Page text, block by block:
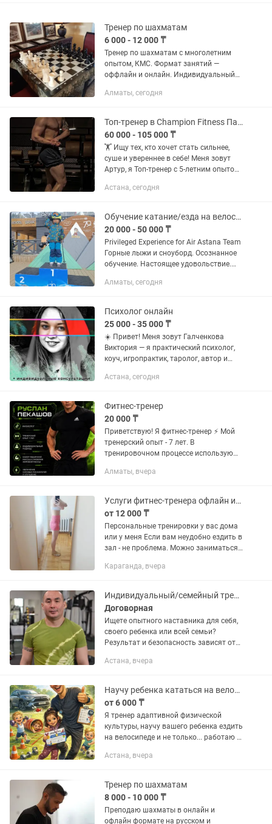
Тренер по шахматам
6 000 - 12 000 ₸
Тренер по шахматам с многолетним
опытом, КМС. Формат занятий —
оффлайн и онлайн. Индивидуальный
мы будем изучать дебюты, работать
Алматы, сегодня
Топ-тренер в Champion Fitness Пауэрлифтинг, жиросжигание, сила
60 000 - 105 000 ₸
🏋️ Ищу тех, кто хочет стать сильнее,
суше и увереннее в себе! Меня зовут
Артур, я Топ-тренер с 5-летним опытом
просто человек, который живет
Астана, сегодня
Обучение катание/езда на велосипеде,горные лыжи,сноуборд
20 000 - 50 000 ₸
Privileged Experience for Air Astana Team
Горные лыжи и сноуборд. Осознанное
обучение. Настоящее удовольствие.
силы и баланса. Катание — это не
Алматы, сегодня
Психолог онлайн
25 000 - 35 000 ₸
☀️ Привет! Меня зовут Галченкова
Виктория — я практический психолог,
коуч, игропрактик, таролог, автор и
образовательных программ,
тренер...
Астана, сегодня
Фитнес-тренер
20 000 ₸
Приветствую! Я фитнес-тренер ⚡️ Мой
тренерский опыт - 7 лет. В
тренировочном процессе использую
на практическом опыте и научной базе
Алматы, вчера
Услуги фитнес-тренера офлайн или с выездом для мам
от 12 000 ₸
Персональные тренировки у вас дома
или у меня Если вам неудобно ездить в
зал - не проблема. Можно заниматься
если у вас маленький ребёнок, его
Караганда, вчера
Индивидуальный/семейный тренер. ММА, самооборона, бокс, кикбоксинг, ОФП
Договорная
Ищете опытного наставника для себя,
своего ребенка или всей семьи?
Результат и безопасность зависят от
персональные и семейные тренировки
Астана, вчера
Научу ребенка кататься на велосипеде (АФК)
от 6 000 ₸
Я тренер адаптивной физической
культуры, научу вашего ребенка ездить
на велосипеде и не только... работаю с
развития, А ТАК ЖЕ СО ВЗРОСЛЫМИ
Астана, вчера
Тренер по шахматам
8 000 - 10 000 ₸
Преподаю шахматы в онлайн и
офлайн формате на русском и